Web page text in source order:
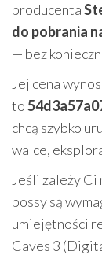
producenta
do pobrania
— bez
Jej cena
to
chcą szybko
walce,
Jeśli zależy
bossy są
umiejętności
Caves 3